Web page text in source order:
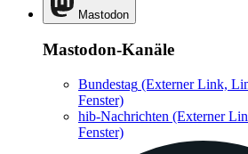
Mastodon
Mastodon-Kanäle
Bundestag (Externer Link,
Fenster)
hib-Nachrichten (Externer
Fenster)